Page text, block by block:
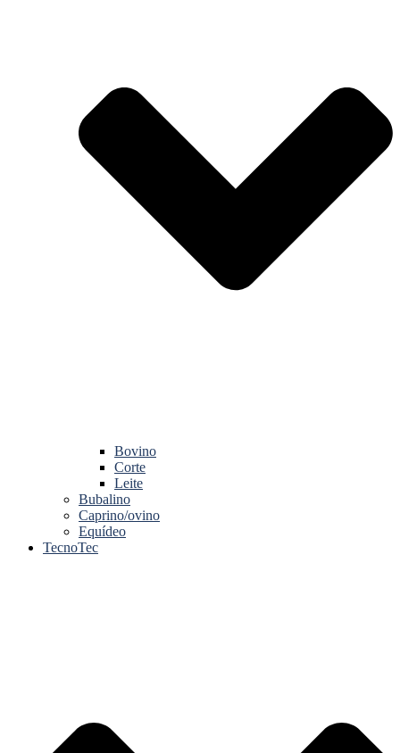
Bovino
Corte
Leite
Bubalino
Caprino/ovino
Equídeo
TecnoTec